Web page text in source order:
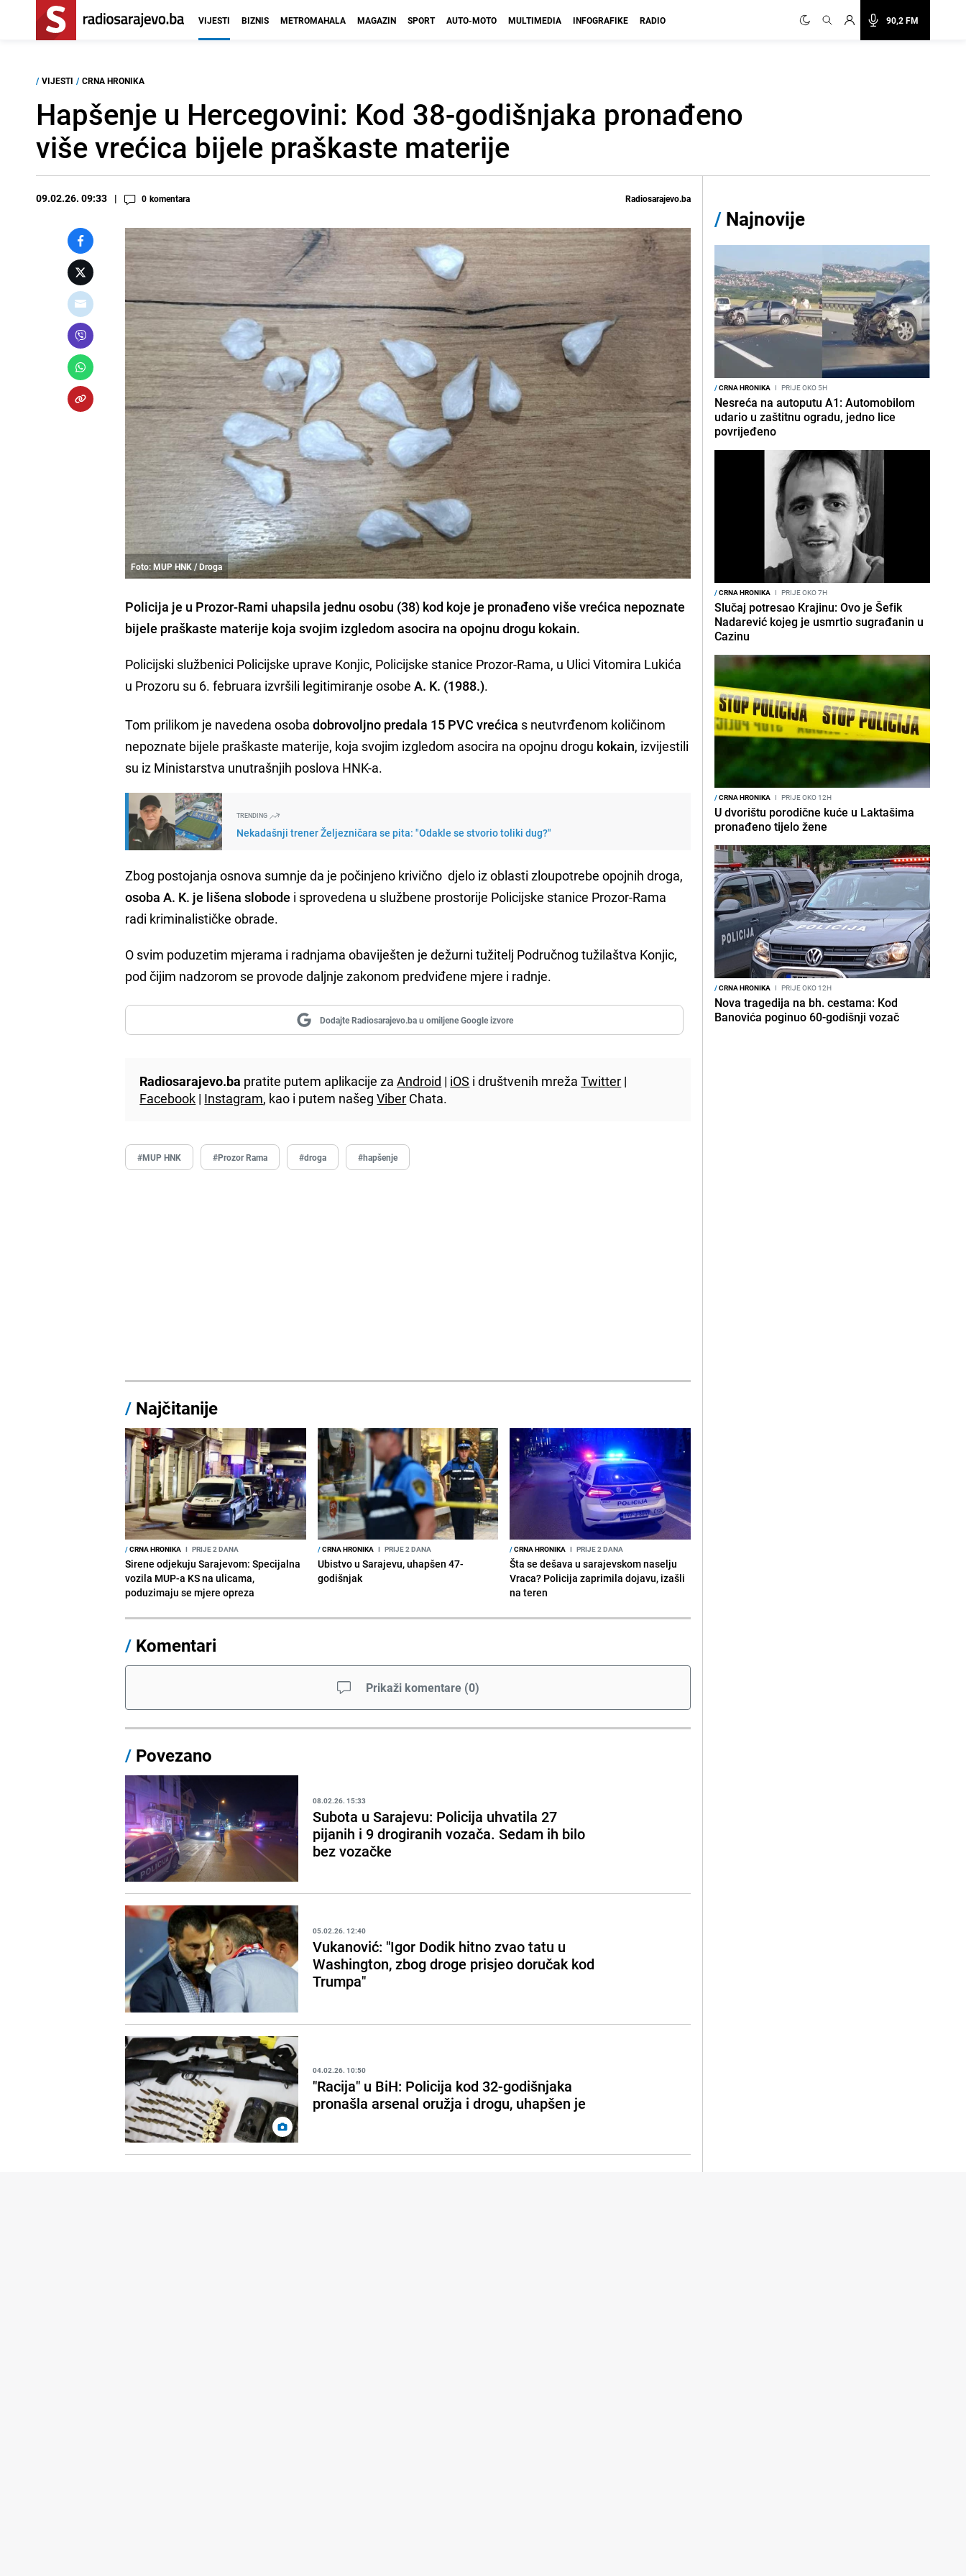
90,2 FM
VIJESTI BIZNIS METROMAHALA MAGAZIN SPORT AUTO-MOTO MULTIMEDIA INFOGRAFIKE RADIO
/ VIJESTI / CRNA HRONIKA
Hapšenje u Hercegovini: Kod 38-godišnjaka pronađeno
više vrećica bijele praškaste materije
09.02.26. 09:33 0 komentara Radiosarajevo.ba
Foto: MUP HNK / Droga
Policija je u Prozor-Rami uhapsila jednu osobu (38) kod koje je pronađeno više vrećica nepoznate
bijele praškaste materije koja svojim izgledom asocira na opojnu drogu kokain.
Policijski službenici Policijske uprave Konjic, Policijske stanice Prozor-Rama, u Ulici Vitomira Lukića
u Prozoru su 6. februara izvršili legitimiranje osobeA. K. (1988.).
Tom prilikom je navedena osobadobrovoljno predala 15 PVC vrećica s neutvrđenom količinom
nepoznate bijele praškaste materije, koja svojim izgledom asocira na opojnu drogu kokain, izvijestili
su iz Ministarstva unutrašnjih poslova HNK-a.
TRENDING
Nekadašnji trener Željezničara se pita: "Odakle se stvorio toliki dug?"
Zbog postojanja osnova sumnje da je počinjeno krivično djelo iz oblasti zloupotrebe opojnih droga,
osoba A. K. je lišena slobode i sprovedena u službene prostorije Policijske stanice Prozor-Rama
radi kriminalističke obrade.
O svim poduzetim mjerama i radnjama obaviješten je dežurni tužitelj Područnog tužilaštva Konjic,
pod čijim nadzorom se provode daljnje zakonom predviđene mjere i radnje.
Dodajte Radiosarajevo.ba u omiljene Google izvore
Radiosarajevo.ba pratite putem aplikacije zaAndroid | iOS i društvenih mrežaTwitter |
Facebook | Instagram, kao i putem našegViber Chata.
#MUP HNK #Prozor Rama #droga #hapšenje
/ Najčitanije
/CRNA HRONIKA I PRIJE 2 DANA
Sirene odjekuju Sarajevom: Specijalna
vozila MUP-a KS na ulicama,
poduzimaju se mjere opreza
/CRNA HRONIKA I PRIJE 2 DANA
Ubistvo u Sarajevu, uhapšen 47-
godišnjak
/CRNA HRONIKA I PRIJE 2 DANA
Šta se dešava u sarajevskom naselju
Vraca? Policija zaprimila dojavu, izašli
na teren
/ Komentari
Prikaži komentare (0)
/ Povezano
08.02.26. 15:33
Subota u Sarajevu: Policija uhvatila 27
pijanih i 9 drogiranih vozača. Sedam ih bilo
bez vozačke
05.02.26. 12:40
Vukanović: "Igor Dodik hitno zvao tatu u
Washington, zbog droge prisjeo doručak kod
Trumpa"
04.02.26. 10:50
"Racija" u BiH: Policija kod 32-godišnjaka
pronašla arsenal oružja i drogu, uhapšen je
/ Najnovije
/CRNA HRONIKA I PRIJE OKO 5H
Nesreća na autoputu A1: Automobilom
udario u zaštitnu ogradu, jedno lice
povrijeđeno
/CRNA HRONIKA I PRIJE OKO 7H
Slučaj potresao Krajinu: Ovo je Šefik
Nadarević kojeg je usmrtio sugrađanin u
Cazinu
/CRNA HRONIKA I PRIJE OKO 12H
U dvorištu porodične kuće u Laktašima
pronađeno tijelo žene
/CRNA HRONIKA I PRIJE OKO 12H
Nova tragedija na bh. cestama: Kod
Banovića poginuo 60-godišnji vozač